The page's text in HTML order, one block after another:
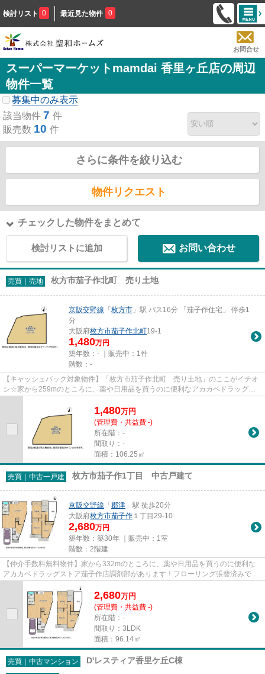
検討リスト 0 最近見た物件 0
お問合せ
スーパーマーケットmamdai 香里ヶ丘店の周辺
物件一覧
募集中のみ表示
該当物件 7 件
販売数 10 件
さらに条件を絞り込む
物件リクエスト
チェックした物件をまとめて
検討リストに追加 お問い合わせ
売買｜売地 枚方市茄子作北町 売り土地
京阪交野線 「 枚方市 」駅 バス16分 「茄子作住宅」 停歩1
分
大阪府枚方市茄子作北町19-1
1,480万円
築年数：- ｜販売中： 1件
階数：-
【キャッシュバック対象物件】「枚方市茄子作北町 売り土地」のここがイチオ
シ☆家から259mのところに、薬や日用品を買うのに便利なアカカベドラッグス
1,480万円
(管理費・共益費 -)
所在階：-
間取り：-
面積：106.25㎡
売買｜中古一戸建 枚方市茄子作1丁目 中古戸建て
京阪交野線 「 郡津 」駅 徒歩20分
大阪府枚方市茄子作 １丁目29-10
2,680万円
築年数：築30年 ｜販売中： 1室
階数：2階建
【仲介手数料無料物件】家から332mのところに、薬や日用品を買うのに便利な
アカカベドラッグストア茄子作店調剤部があります！フローリング張替済みで
2,680万円
(管理費・共益費 -)
所在階：-
間取り：3LDK
面積：96.14㎡
売買｜中古マンション D'レスティア香里ケ丘C棟